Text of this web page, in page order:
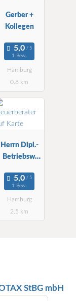
Gerber +
Kollegen
1 Bew.
Hamburg
0.8 km
Herrn Dipl.-
Betriebsw.
Reimers
Steuerberater
1 Bew.
Hamburg
2.5 km
StBG mbH